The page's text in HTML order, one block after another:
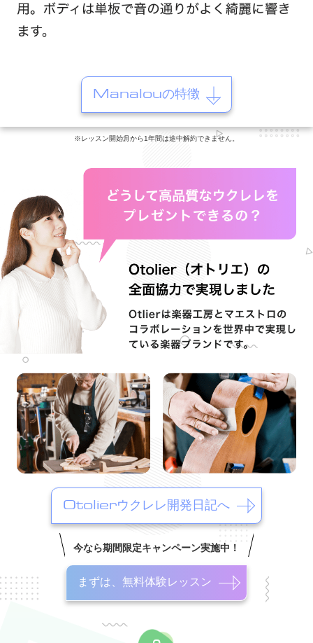
Manalouの特徴
※レッスン開始月から1年間は途中解約できません。
Otolierウクレレ開発日記へ
今なら期間限定キャンペーン実施中！
まずは、無料体験レッスン